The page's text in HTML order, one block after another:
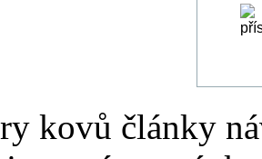
kovů články